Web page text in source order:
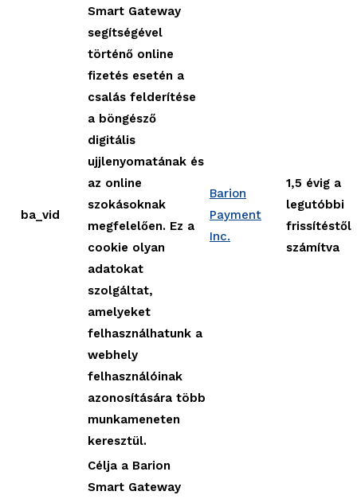
ba_vid
Smart Gateway
segítségével
történő online
fizetés esetén a
csalás felderítése
a böngésző
digitális
ujjlenyomatának és
az online
szokásoknak
megfelelően. Ez a
cookie olyan
adatokat
szolgáltat,
amelyeket
felhasználhatunk a
webhely
felhasználóinak
azonosítására több
munkameneten
keresztül.
Barion
Payment
Inc.
1,5 évig a
legutóbbi
frissítéstől
számítva
Célja a Barion
Smart Gateway